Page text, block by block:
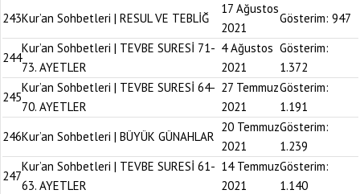
243Kur’an Sohbetleri | RESUL VE TEBLİĞ
17 Ağustos
2021
Gösterim: 947
244
Kur’an Sohbetleri | TEVBE SURESİ 71-
73. AYETLER
4 Ağustos
2021
Gösterim:
1.372
245
Kur’an Sohbetleri | TEVBE SURESİ 64-
70. AYETLER
27 Temmuz
2021
Gösterim:
1.191
246Kur’an Sohbetleri | BÜYÜK GÜNAHLAR
20 Temmuz
2021
Gösterim:
1.239
247
Kur’an Sohbetleri | TEVBE SURESİ 61-
63. AYETLER
14 Temmuz
2021
Gösterim:
1.140